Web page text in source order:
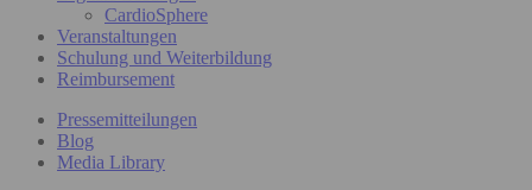
CardioSphere
Veranstaltungen
Schulung und Weiterbildung
Reimbursement
Pressemitteilungen
Blog
Media Library